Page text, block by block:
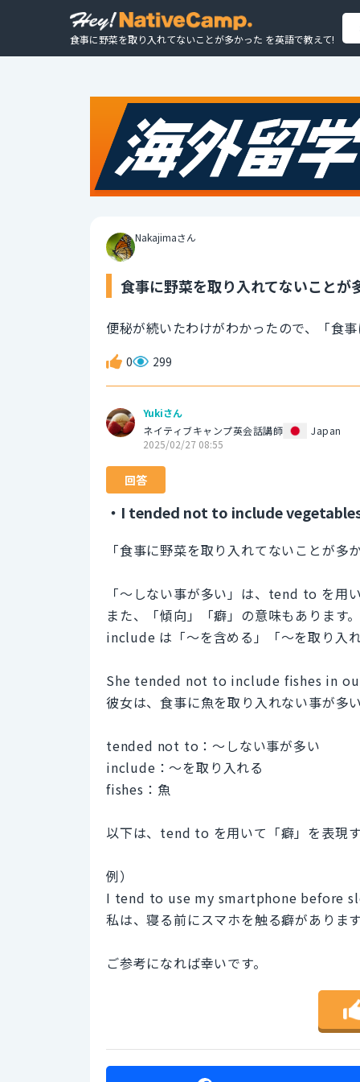
食事に野菜を取り入れてないことが多かった を英語で教えて!
Nakajimaさん
食事に野菜を取り入れてないことが
便秘が続いたわけがわかったので、「食
0 299
Yukiさん
ネイティブキャンプ英会話講師
Japan
2025/02/27 08:55
回答
・I tended not to include
「食事に野菜を取り入れてないことが
「〜しない事が多い」は、tend to を用
また、「傾向」「癖」の意味もあります
include は「〜を含める」「〜を取り入
She tended not to include fishes in
彼女は、食事に魚を取り入れない事が多
tended not to：〜しない事が多い
include：〜を取り入れる
fishes：魚
以下は、tend to を用いて「癖」を表現
例）
I tend to use my smartphone before
私は、寝る前にスマホを触る癖がありま
ご参考になれば幸いです。